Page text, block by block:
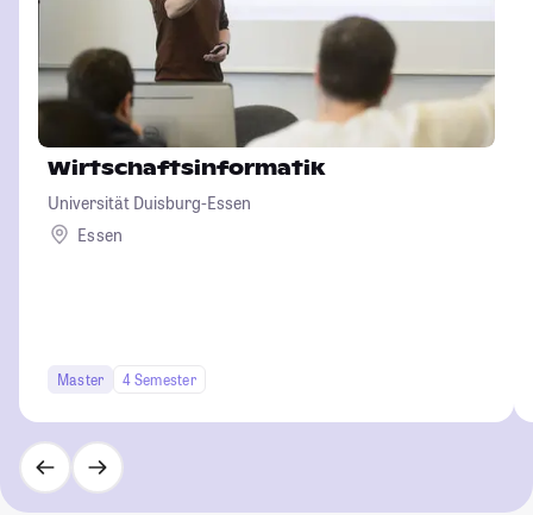
Wirtschaftsinformatik
Universität Duisburg-Essen
Essen
Master 4 Semester